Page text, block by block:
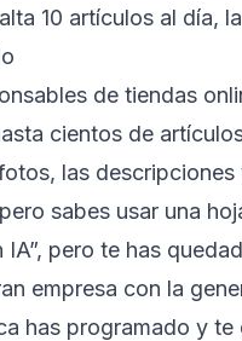
10 artículos al día,
de tiendas
cientos de
las
sabes usar una
IA”, pero te has
empresa con la
has programado y